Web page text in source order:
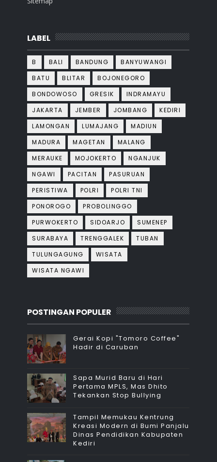
LABEL
B BALI BANDUNG
BANYUWANGI
BATU
BLITAR
BOJONEGORO
BONDOWOSO
GRESIK
INDRAMAYU
JAKARTA
JEMBER JOMBANG
KEDIRI
LAMONGAN
LUMAJANG
MADIUN
MADURA
MAGETAN
MALANG
MERAUKE
MOJOKERTO
NGANJUK
NGAWI
PACITAN
PASURUAN
PERISTIWA
POLRI
POLRI TNI
PONOROGO
PROBOLINGGO
PURWOKERTO
SIDOARJO
SUMENEP
SURABAYA
TRENGGALEK
TUBAN
TULUNGAGUNG
WISATA
WISATA NGAWI
POSTINGAN POPULER
Gerai Kopi "Tomoro Coffee"
Hadir di Caruban
Sapa Murid Baru di Hari
Pertama MPLS, Mas Dhito
Tekankan Stop Bullying
Tampil Memukau Kentrung
Kreasi Modern di Bumi Panjalu
Dinas Pendidikan Kabupaten
Kediri